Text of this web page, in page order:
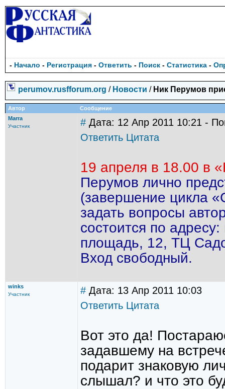
- Начало - Регистрация - Ответить - Поиск - Статистика -
perumov.rusfforum.org / Новости / Ник Перумов
Автор
Сообщение
Marra
Участник # Дата: 12 Апр 2011 10:21 -
Ответить Цитата
19 апреля в 18.00 в
Перумов лично
(завершение цикла
задать вопросы
состоится по
площадь, 12, ТЦ
Вход свободный.
winks
Участник # Дата: 13 Апр 2011 10:03
Ответить Цитата
Вот это да!
задавшему на
подарит знаковую
слышал? и что это